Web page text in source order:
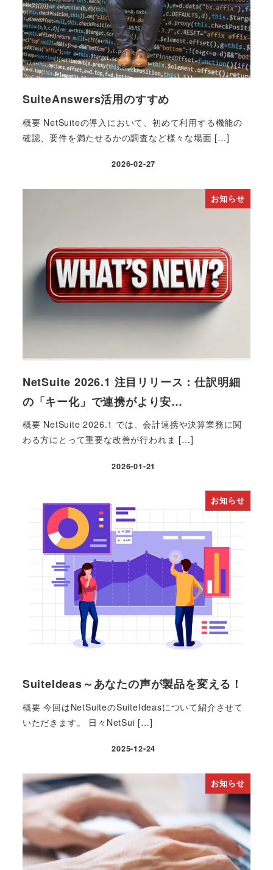
SuiteAnswers活用のすすめ
概要 NetSuiteの導入において、初めて利用する機能の
確認、要件を満たせるかの調査など様々な場面 […]
投稿日
2026-02-27
お知らせ
NetSuite 2026.1 注目リリース：仕訳明細
の「キー化」で連携がより安…
概要 NetSuite 2026.1 では、会計連携や決算業務に関
わる方にとって重要な改善が行われま […]
投稿日
2026-01-21
お知らせ
SuiteIdeas～あなたの声が製品を変える！
概要 今回はNetSuiteのSuiteIdeasについて紹介させて
いただきます。 日々NetSui […]
投稿日
2025-12-24
お知らせ